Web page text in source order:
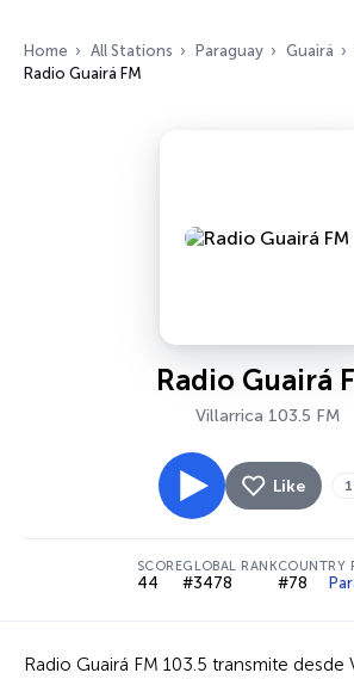
Home All Stations Paraguay Guairá
Radio Guairá FM
Radio Guairá
Villarrica 103.5 FM
Like
SCORE
44
GLOBAL RANK
#3478
COUNTRY
#78
Radio Guairá FM 103.5 transmite desde